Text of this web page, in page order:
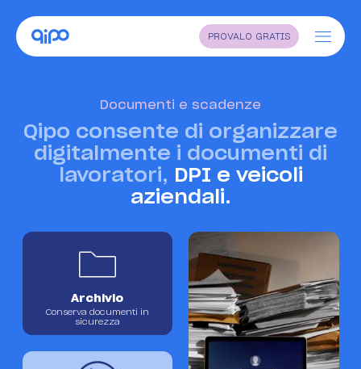
PROVALO GRATIS
Funzionalità
Settori
Perché Qipo
Diventa rivenditore
Contatti
Documenti e scadenze
Qipo consente di organizzare
digitalmente i documenti di
lavoratori, DPI e veicoli
aziendali.
Archivio
Conserva documenti in
sicurezza